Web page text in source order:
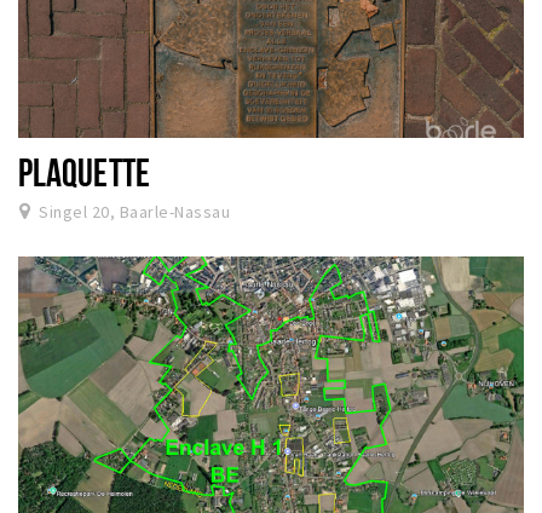
PLAQUETTE
Singel 20, Baarle-Nassau